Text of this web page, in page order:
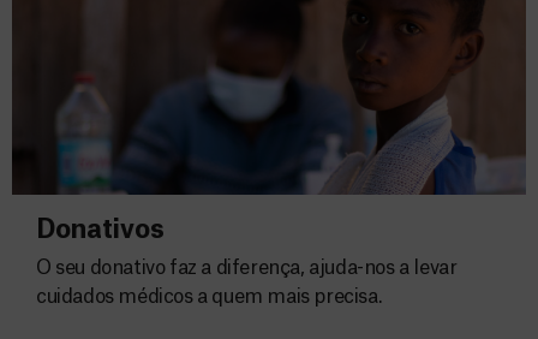
Donativos
O seu donativo faz a diferença, ajuda-nos a levar
cuidados médicos a quem mais precisa.